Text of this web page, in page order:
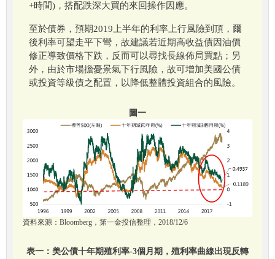
+時間)，搭配跌深大買的來回操作因應。
至於債券，預期2019上半年的利率上行風險到頂，爾
後利率可望走平下彎，故建議若近期高收益債因油價
修正導致價格下跌，反而可以尋找長線佈局買點；另
外，由於市場擔憂景氣下行風險，故可增加美國公債
或投資等級債之配置，以降低整體投資組合的風險。
圖一
資料來源：Bloomberg，第一金投信整理，2018/12/6
表一：美公債十年期殖利率-3個月期，殖利率曲線出現反轉